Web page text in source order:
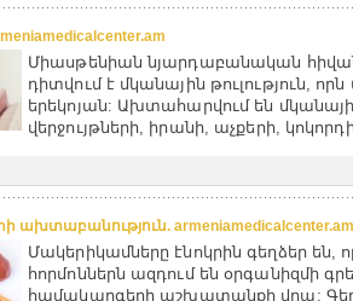
Միասթենիան նյարդաբանական
դիտվում է մկանային թուլություն,
երեկոյան: Ախտահարվում են
վերջույթների, իրանի, աչքերի,
ախտաբանություն. armeniamedicalcenter.am
Մակերիկամները էնոկրին գեղձեր
հորմոններն ազդում են օրգանիզմի
համակարգերի աշխատանքի վրա: